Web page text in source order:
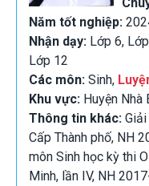
Năm tốt nghiệp:
Nhận dạy: Lớp 6,
Lớp 12
Các môn: Sinh,
Khu vực: Huyện Nhà
Thông tin khác: Giải
Cấp Thành phố, NH
môn Sinh học kỳ thi
Minh, lần IV, NH